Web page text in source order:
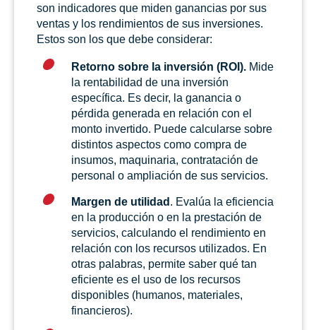
son indicadores que miden ganancias por sus
ventas y los rendimientos de sus inversiones.
Estos son los que debe considerar:
Retorno sobre la inversión (ROI). Mide
la rentabilidad de una inversión
específica. Es decir, la ganancia o
pérdida generada en relación con el
monto invertido. Puede calcularse sobre
distintos aspectos como compra de
insumos, maquinaria, contratación de
personal o ampliación de sus servicios.
Margen de utilidad . Evalúa la eficiencia
en la producción o en la prestación de
servicios, calculando el rendimiento en
relación con los recursos utilizados. En
otras palabras, permite saber qué tan
eficiente es el uso de los recursos
disponibles (humanos, materiales,
financieros).